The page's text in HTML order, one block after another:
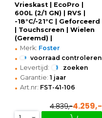
Vrieskast | EcoPro |
600L (2/1 GN) | RVS |
-18°C/-21°C | Geforceerd
| Touchscreen | Wielen
(Geremd) |
700x855x2080(h)mm
• Merk: Foster
• voorraad controleren
• Levertijd: zoeken
• Garantie: 1 jaar
• Art.nr: FST-41-106
4.839,-4.259,-